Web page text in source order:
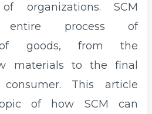
organizations. SCM
process of
of goods, from the
materials to the final
This article
of how SCM can